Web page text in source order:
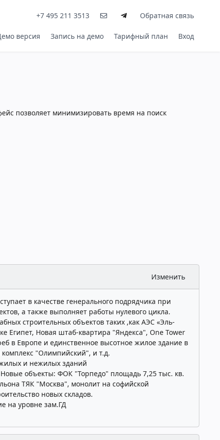
+7 495 211 3513 Обратная связь
версия Запись на демо Тарифный план Вход
позволяет минимизировать время на поиск
Изменить
в качестве генерального подрядчика при
а также выполняет работы нулевого цикла.
строительных объектов таких ,как АЭС «Эль-
Египет, Новая штаб-квартира "Яндекса", One Tower
в Европе и единственное высотное жилое здание в
"Олимпийский", и т.д.
и нежилых зданий
Новые объекты: ФОК "Торпедо" площадь 7,25 тыс. кв.
ТЯК "Москва", монолит на софийской
новых складов.
на уровне зам.ГД
2017
2016